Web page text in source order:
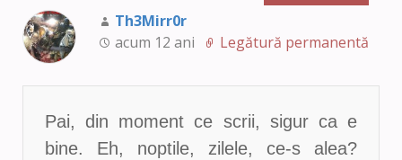
Th3Mirr0r
acum 12 ani
Legătură permanentă
Pai, din moment ce scrii, sigur ca e
bine. Eh, noptile, zilele, ce-s alea?